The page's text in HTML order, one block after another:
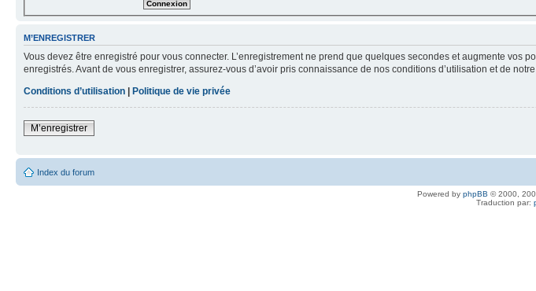
M’ENREGISTRER
Vous devez être enregistré pour vous connecter. L’enregistrement ne prend que quelques secondes et augmente
enregistrés. Avant de vous enregistrer, assurez-vous d’avoir pris connaissance de nos conditions d’utilisation et de
Conditions d’utilisation | Politique de vie privée
M’enregistrer
Index du forum
Powered by phpBB © 2000,
Traduction par: